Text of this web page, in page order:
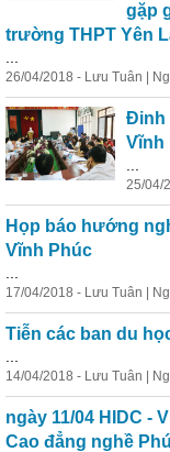
gặp
trường THPT Yên
26/04/2018 - Lưu Tuân |
Đinh
Vĩnh
25/04/
Họp báo hướng
Vĩnh Phúc
17/04/2018 - Lưu Tuân |
Tiễn các ban du
14/04/2018 - Lưu Tuân |
ngày 11/04 HIDC -
Cao đẳng nghề